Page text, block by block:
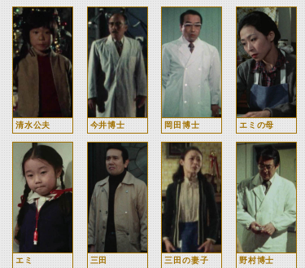
清水公夫 今井博士 岡田博士 エミの母
エミ 三田 三田の妻子 野村博士